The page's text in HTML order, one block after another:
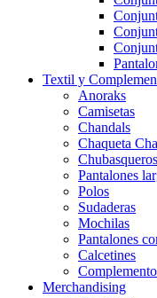
Textil y
Anoraks
Camisetas
Chandals
Chaqueta
Chubasqueros
Pantalones
Polos
Sudaderas
Mochilas
Pantalones
Calcetines
Merchandising